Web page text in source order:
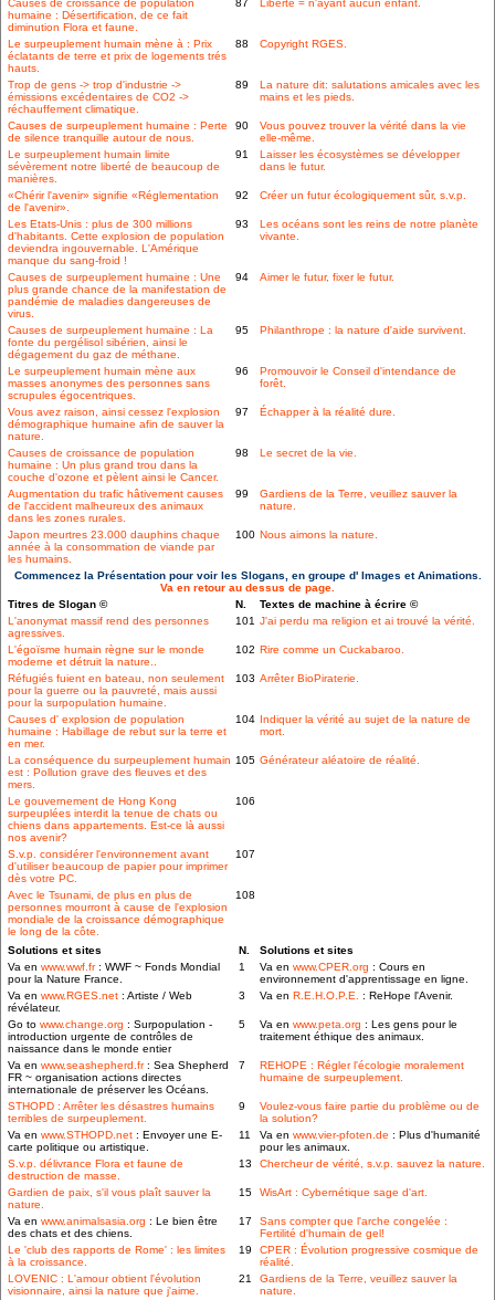
Causes de croissance de population
humaine : Désertification, de ce fait
diminution Flora et faune.
87 Liberté = n'ayant aucun enfant.
Le surpeuplement humain mène à : Prix
éclatants de terre et prix de logements trés
hauts.
88 Copyright RGES.
Trop de gens -> trop d'industrie ->
émissions excédentaires de CO2 ->
réchauffement climatique.
89
La nature dit: salutations amicales avec les
mains et les pieds.
Causes de surpeuplement humaine : Perte
de silence tranquille autour de nous.
90
Vous pouvez trouver la vérité dans la vie
elle-même.
Le surpeuplement humain limite
sévèrement notre liberté de beaucoup de
manières.
91
Laisser les écosystèmes se développer
dans le futur.
«Chérir l'avenir» signifie «Réglementation
de l'avenir».
92 Créer un futur écologiquement sûr, s.v.p.
Les Etats-Unis : plus de 300 millions
d'habitants. Cette explosion de population
deviendra ingouvernable. L'Amérique
manque du sang-froid !
93
Les océans sont les reins de notre planète
vivante.
Causes de surpeuplement humaine : Une
plus grande chance de la manifestation de
pandémie de maladies dangereuses de
virus.
94 Aimer le futur, fixer le futur.
Causes de surpeuplement humaine : La
fonte du pergélisol sibérien, ainsi le
dégagement du gaz de méthane.
95 Philanthrope : la nature d'aide survivent.
Le surpeuplement humain mène aux
masses anonymes des personnes sans
scrupules égocentriques.
96
Promouvoir le Conseil d'intendance de
forêt.
Vous avez raison, ainsi cessez l'explosion
démographique humaine afin de sauver la
nature.
97 Échapper à la réalité dure.
Causes de croissance de population
humaine : Un plus grand trou dans la
couche d'ozone et pèlent ainsi le Cancer.
98 Le secret de la vie.
Augmentation du trafic hâtivement causes
de l'accident malheureux des animaux
dans les zones rurales.
99
Gardiens de la Terre, veuillez sauver la
nature.
Japon meurtres 23.000 dauphins chaque
année à la consommation de viande par
les humains.
100 Nous aimons la nature.
Commencez la Présentation pour voir les Slogans, en groupe d' Images et Animations.
Va en retour au dessus de page.
Titres de Slogan ©
N.
Textes de machine à écrire ©
L'anonymat massif rend des personnes
agressives.
101 J'ai perdu ma religion et ai trouvé la vérité.
L'égoïsme humain règne sur le monde
moderne et détruit la nature..
102 Rire comme un Cuckabaroo.
Réfugiés fuient en bateau, non seulement
pour la guerre ou la pauvreté, mais aussi
pour la surpopulation humaine.
103 Arrêter BioPiraterie.
Causes d' explosion de population
humaine : Habillage de rebut sur la terre et
en mer.
104 Indiquer la vérité au sujet de la nature de
mort.
La conséquence du surpeuplement humain
est : Pollution grave des fleuves et des
mers.
105 Générateur aléatoire de réalité.
Le gouvernement de Hong Kong
surpeuplées interdit la tenue de chats ou
chiens dans appartements. Est-ce là aussi
nos avenir?
106
S.v.p. considérer l'environnement avant
d'utiliser beaucoup de papier pour imprimer
dès votre PC.
107
Avec le Tsunami, de plus en plus de
personnes mourront à cause de l'explosion
mondiale de la croissance démographique
le long de la côte.
108
Solutions et sites N.
Solutions et sites
Va en www.wwf.fr: WWF ~ Fonds Mondial
pour la Nature France.
1 Va en www.CPER.org : Cours en
environnement d'apprentissage en ligne.
Va en www.RGES.net : Artiste / Web
révélateur.
3 Va en R.E.H.O.P.E. : ReHope l'Avenir.
Go to www.change.org : Surpopulation -
introduction urgente de contrôles de
naissance dans le monde entier
5 Va en www.peta.org : Les gens pour le
traitement éthique des animaux.
Va en www.seashepherd.fr: Sea Shepherd
FR ~ organisation actions directes
internationale de préserver les Océans.
7
REHOPE : Régler l'écologie moralement
humaine de surpeuplement.
STHOPD : Arrêter les désastres humains
terribles de surpeuplement.
9
Voulez-vous faire partie du problème ou de
la solution?
Va en www.STHOPD.net : Envoyer une E-
carte politique ou artistique.
11 Va en www.vier-pfoten.de : Plus d'humanité
pour les animaux.
S.v.p. délivrance Flora et faune de
destruction de masse.
13 Chercheur de vérité, s.v.p. sauvez la nature.
Gardien de paix, s'il vous plaît sauver la
nature.
15 WisArt : Cybernétique sage d'art.
Va en www.animalsasia.org : Le bien être
des chats et des chiens.
17
Sans compter que l'arche congelée :
Fertilité d'humain de gel!
Le 'club des rapports de Rome' : les limites
à la croissance.
19
CPER : Évolution progressive cosmique de
réalité.
LOVENIC : L'amour obtient l'évolution
visionnaire, ainsi la nature que j'aime.
21
Gardiens de la Terre, veuillez sauver la
nature.